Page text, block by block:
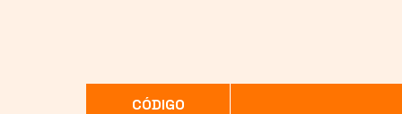
CÓDIGO